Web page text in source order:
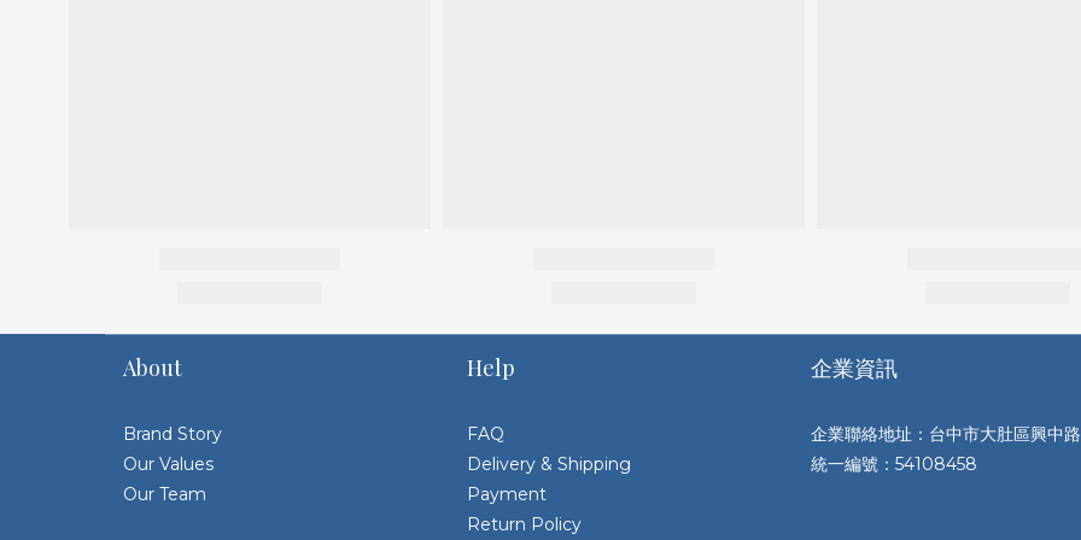
About
Brand Story
Our Values
Our Team
Help
FAQ
Delivery & Shipping
Payment
Return Policy
企業資訊
企業聯絡地址：台中市大肚區興中
統一編號：54108458